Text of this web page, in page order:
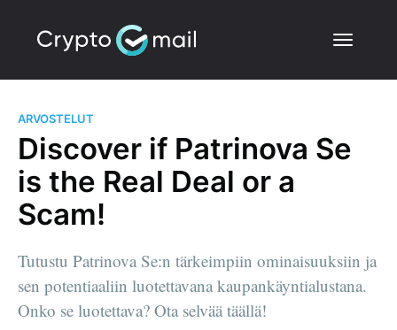
ARVOSTELUT
Discover if Patrinova Se
is the Real Deal or a
Scam!
Tutustu Patrinova Se:n tärkeimpiin ominaisuuksiin ja
sen potentiaaliin luotettavana kaupankäyntialustana.
Onko se luotettava? Ota selvää täällä!